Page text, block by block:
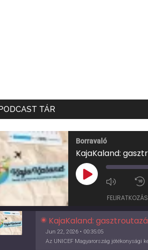
TÁR
Borravaló
PLAY
EPISODE
FELIRATKOZÁS
KajaKaland: gasztroutazás a föld körül
Jun 22, 2026 • 00:35:05